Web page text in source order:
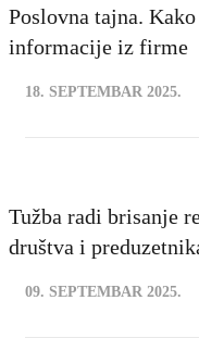
Poslovna tajna.
informacije iz firme
18. SEPTEMBAR 2025.
Tužba radi brisanje
društva i
09. SEPTEMBAR 2025.